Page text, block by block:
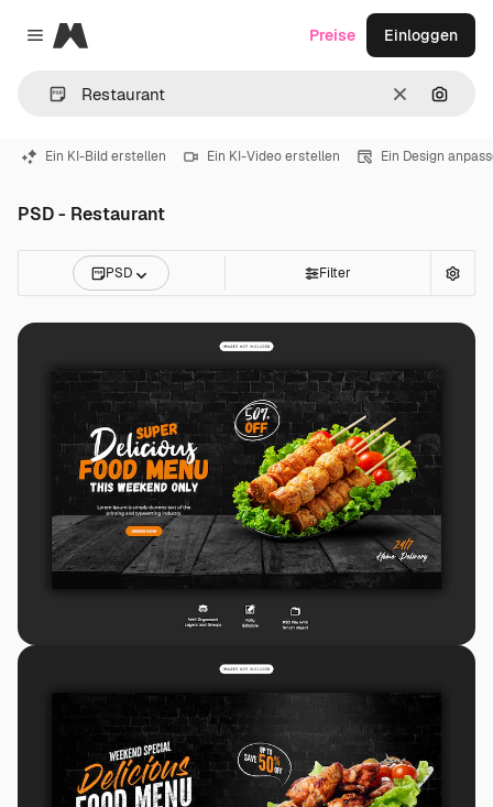
Close menu
Magnific
LöschenNach
Preise Einloggen
Ein KI-Bild erstellen Ein KI-Video erstellen Ein Design
PSD - Restaurant
PSD Filter